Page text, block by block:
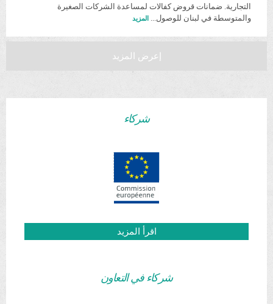
التجارية. ضمانات قروض كفالات لمساعدة الشركات الصغيرة
والمتوسطة في لبنان للوصول...
المزيد
إعرض المزيد
شركاء
اقرأ المزيد
شركاء في التعاون